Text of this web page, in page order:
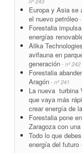
Europa y Asia se
el nuevo petróleo
Forestalia
energías
Alika
avifauna en
generación - nº 242
Forestalia
Aragón - nº 241
La nueva turbina
que vaya más
crear energía de
Forestalia pone
Zaragoza con
Todo lo que
energía del futuro